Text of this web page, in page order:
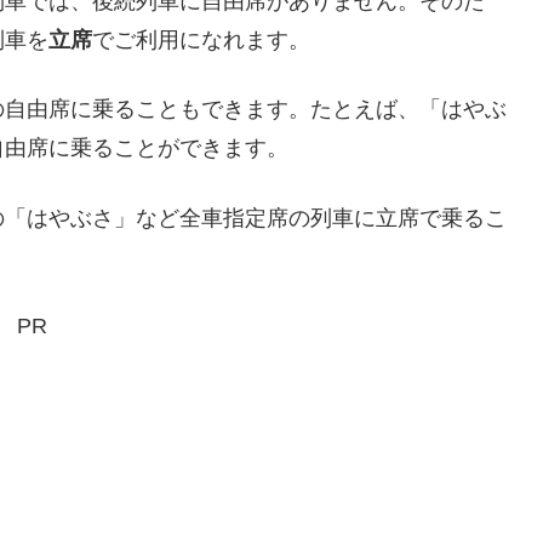
を立席でご利用になれます。
由席に乗ることもできます。たとえば、「はやぶ
席に乗ることができます。
はやぶさ」など全車指定席の列車に立席で乗るこ
PR